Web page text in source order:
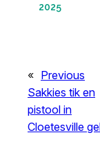
2025
« Previous
Sakkies tik en
pistool in
Cloetesville